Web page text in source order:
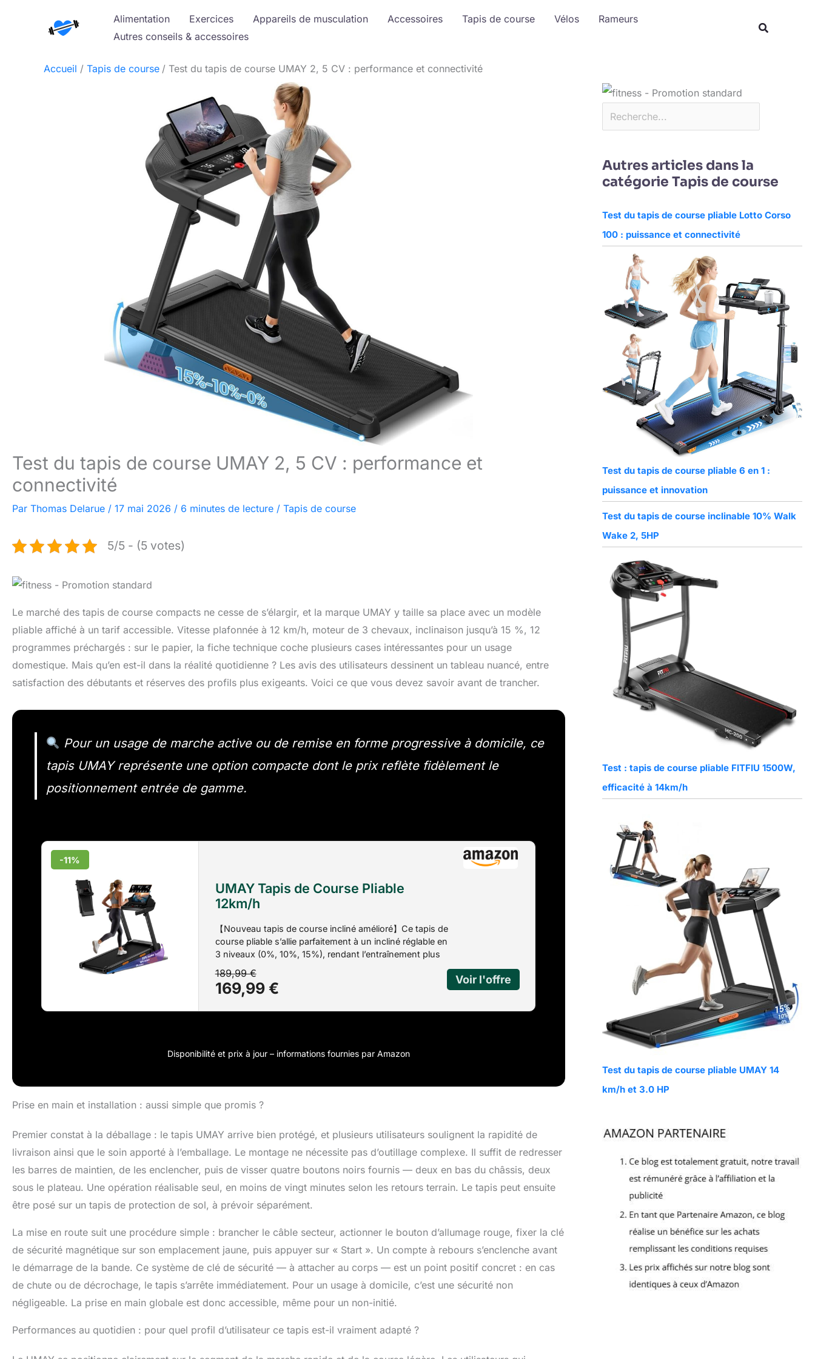
Alimentation Exercices Appareils de musculation Accessoires Tapis de course Vélos
Rameurs
Autres conseils & accessoires
Accueil Tapis de course Test du tapis de course UMAY 2, 5 CV : performance et connectivité
Test du tapis de course UMAY 2, 5 CV : performance et
connectivité
Par Thomas Delarue / 17 mai 2026 / 6 minutes de lecture / Tapis de course
5/5 - (5 votes)
Le marché des tapis de course compacts ne cesse de s’élargir, et la marque UMAY y taille sa place avec un modèle
pliable affiché à un tarif accessible. Vitesse plafonnée à 12 km/h, moteur de 3 chevaux, inclinaison jusqu’à 15 %, 12
programmes préchargés : sur le papier, la fiche technique coche plusieurs cases intéressantes pour un usage
domestique. Mais qu’en est-il dans la réalité quotidienne ? Les avis des utilisateurs dessinent un tableau nuancé, entre
satisfaction des débutants et réserves des profils plus exigeants. Voici ce que vous devez savoir avant de trancher.
Pour un usage de marche active ou de remise en forme progressive à domicile, ce
tapis UMAY représente une option compacte dont le prix reflète fidèlement le
positionnement entrée de gamme.
UMAY Tapis de Course Pliable
12km/h
【Nouveau tapis de course incliné amélioré】Ce tapis de
course pliable s’allie parfaitement à un incliné réglable en
3 niveaux (0%, 10%, 15%), rendant l’entraînement plus
brûlant jusqu’à 480 calories par heure, il vous offre une
expérience de fitness à domicile efficace et pratique.
d’épaisseur, ce qui lui permet de se glisser facilement
multifonctionnelle sur les accoudoirs】Ce tapis de
réglable de 90°) sur les portées d’accoudoirs – il affiche
calories et la fréquence cardiaque, rendant les données
d’entraînement visibles d’un coup d’œil. Les accoudoirs
étendus intègrent des touches de réglage de vitesse, de
volume ainsi qu’un moniteur de fréquence cardiaque,
offrant une utilisation facile sans interrompre
treadmill est équipé d’un nouveau moteur sans balais de
2,5 CV – sa durée de vie dépasse 3500 heures, lui
forte charge. Le moteur émettra un bruit inférieur à 45
décibels, même un entraînement tard dans la soirée ne
dérange pas le repos de la famille. 【Système
d’amortissement multiple】Ce tapis roulant électrique
couches, chacune composée de matériaux de haute
189,99 €
169,99 €
-11%
Disponibilité et prix à jour – informations fournies par Amazon
Prise en main et installation : aussi simple que promis ?
Premier constat à la déballage : le tapis UMAY arrive bien protégé, et plusieurs utilisateurs soulignent la rapidité de
livraison ainsi que le soin apporté à l’emballage. Le montage ne nécessite pas d’outillage complexe. Il suffit de redresser
les barres de maintien, de les enclencher, puis de visser quatre boutons noirs fournis — deux en bas du châssis, deux
sous le plateau. Une opération réalisable seul, en moins de vingt minutes selon les retours terrain. Le tapis peut ensuite
être posé sur un tapis de protection de sol, à prévoir séparément.
La mise en route suit une procédure simple : brancher le câble secteur, actionner le bouton d’allumage rouge, fixer la clé
de sécurité magnétique sur son emplacement jaune, puis appuyer sur « Start ». Un compte à rebours s’enclenche avant
le démarrage de la bande. Ce système de clé de sécurité — à attacher au corps — est un point positif concret : en cas
de chute ou de décrochage, le tapis s’arrête immédiatement. Pour un usage à domicile, c’est une sécurité non
négligeable. La prise en main globale est donc accessible, même pour un non-initié.
Performances au quotidien : pour quel profil d’utilisateur ce tapis est-il vraiment adapté ?
Autres articles dans la
catégorie Tapis de course
Test du tapis de course pliable Lotto Corso
100 : puissance et connectivité
Test du tapis de course pliable 6 en 1 :
puissance et innovation
Test du tapis de course inclinable 10% Walk
Wake 2, 5HP
Test : tapis de course pliable FITFIU 1500W,
efficacité à 14km/h
Test du tapis de course pliable UMAY 14
km/h et 3.0 HP